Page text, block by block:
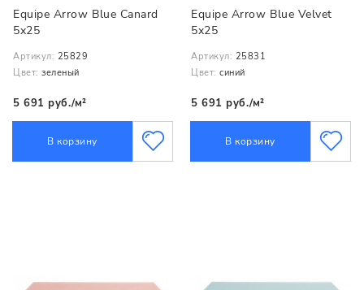
Equipe Arrow Blue Canard
5x25
Артикул: 25829
Цвет: зеленый
5 691 руб./м²
В корзину
Equipe Arrow Blue Velvet
5x25
Артикул: 25831
Цвет: синий
5 691 руб./м²
В корзину